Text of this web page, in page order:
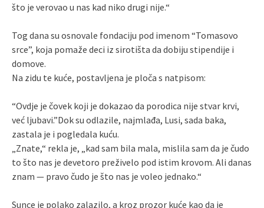
što je verovao u nas kad niko drugi nije.“
Tog dana su osnovale fondaciju pod imenom “Tomasovo
srce”, koja pomaže deci iz sirotišta da dobiju stipendije i
domove.
Na zidu te kuće, postavljena je ploča s natpisom:
“Ovdje je čovek koji je dokazao da porodica nije stvar krvi,
već ljubavi.”Dok su odlazile, najmlađa, Lusi, sada baka,
zastala je i pogledala kuću.
„Znate,“ rekla je, „kad sam bila mala, mislila sam da je čudo
to što nas je devetoro preživelo pod istim krovom. Ali danas
znam — pravo čudo je što nas je voleo jednako.“
Sunce je polako zalazilo, a kroz prozor kuće kao da je